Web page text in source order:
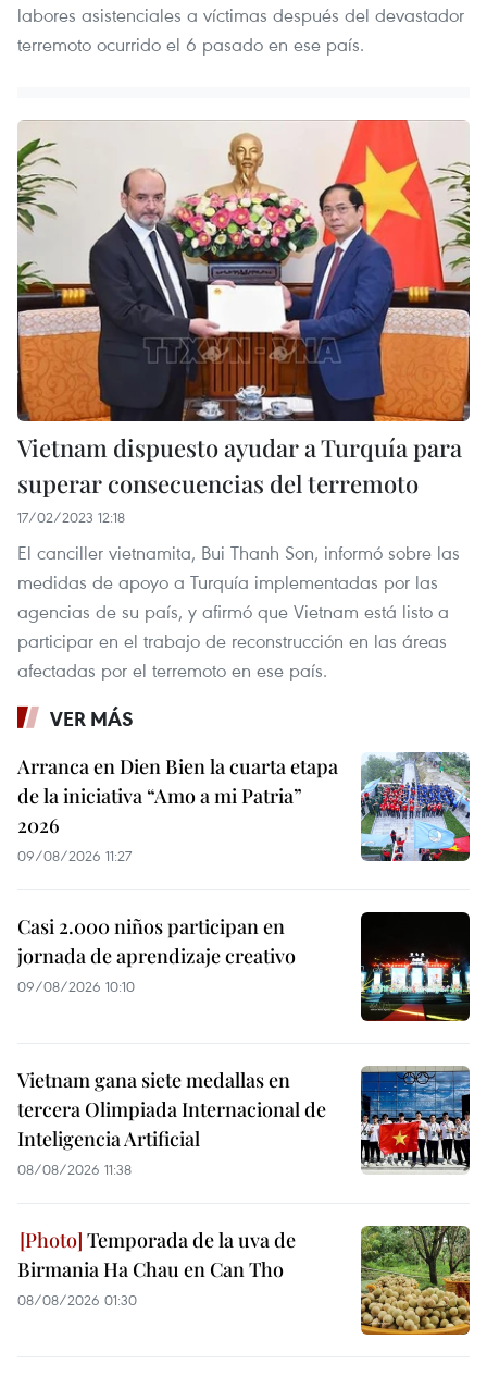
labores asistenciales a víctimas después del devastador
terremoto ocurrido el 6 pasado en ese país.
Vietnam dispuesto ayudar a Turquía para
superar consecuencias del terremoto
17/02/2023 12:18
El canciller vietnamita, Bui Thanh Son, informó sobre las
medidas de apoyo a Turquía implementadas por las
agencias de su país, y afirmó que Vietnam está listo a
participar en el trabajo de reconstrucción en las áreas
afectadas por el terremoto en ese país.
VER MÁS
Arranca en Dien Bien la cuarta etapa
de la iniciativa “Amo a mi Patria”
2026
09/08/2026 11:27
Casi 2.000 niños participan en
jornada de aprendizaje creativo
09/08/2026 10:10
Vietnam gana siete medallas en
tercera Olimpiada Internacional de
Inteligencia Artificial
08/08/2026 11:38
Temporada de la uva de
Birmania Ha Chau en Can Tho
08/08/2026 01:30